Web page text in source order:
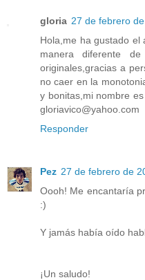
gloria 27 de febrero
Hola,me ha gustado el
manera diferente
originales,gracias a
no caer en la
y bonitas,mi nombre
gloriavico@yahoo.com
Responder
Pez 27 de febrero de
Oooh! Me encantaría
:)
Y jamás había oído
¡Un saludo!